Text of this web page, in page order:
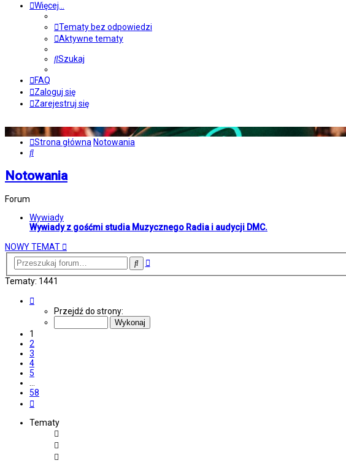
Więcej…
Tematy bez odpowiedzi
Aktywne tematy
Szukaj
FAQ
Zaloguj się
Zarejestruj się
Strona główna Notowania
Szukaj
Notowania
Forum
Wywiady
Wywiady z gośćmi studia Muzycznego Radia i audycji DMC.
NOWY TEMAT
SzukajWyszukiwanie
Tematy: 1441
Przejdź do strony:
1
2
3
4
5
…
58
Tematy